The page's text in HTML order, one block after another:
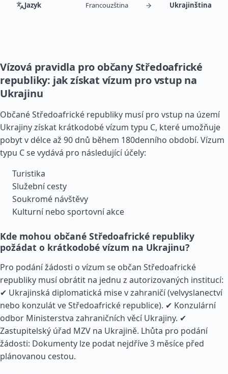
Jazyk Francouzština Ukrajinština
Vízová pravidla pro občany Středoafrické
republiky: jak získat vízum pro vstup na
Ukrajinu
Občané Středoafrické republiky musí pro vstup na území
Ukrajiny získat krátkodobé vízum typu C, které umožňuje
pobyt v délce až 90 dnů během 180denního období. Vízum
typu C se vydává pro následující účely:
Turistika
Služební cesty
Soukromé návštěvy
Kulturní nebo sportovní akce
Kde mohou občané Středoafrické republiky
požádat o krátkodobé vízum na Ukrajinu?
Pro podání žádosti o vízum se občan Středoafrické
republiky musí obrátit na jednu z autorizovaných institucí:
✔ Ukrajinská diplomatická mise v zahraničí (velvyslanectví
nebo konzulát ve Středoafrické republice). ✔ Konzulární
odbor Ministerstva zahraničních věcí Ukrajiny. ✔
Zastupitelský úřad MZV na Ukrajině. Lhůta pro podání
žádosti: Dokumenty lze podat nejdříve 3 měsíce před
plánovanou cestou.